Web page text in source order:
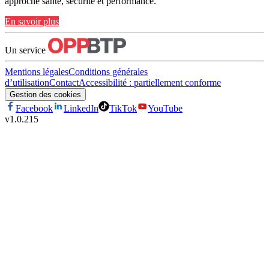
En savoir plus
Un service
Mentions légalesConditions générales
d’utilisationContactAccessibilité : partiellement conforme
Gestion des cookies
Facebook LinkedIn TikTok
YouTube
v1.0.215